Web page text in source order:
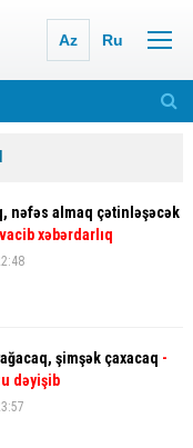
Az Ru
nəfəs almaq çətinləşəcək
xəbərdarlıq
şimşək çaxacaq -
dəyişib